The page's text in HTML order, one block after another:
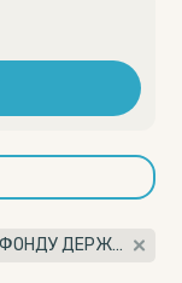
Організатор: РЕГІОНАЛЬНЕ ВІДДІЛЕННЯ ФОНДУ ДЕРЖАВНОГО МАЙНА УКРАЇНИ ПО ОДЕСЬКІЙ ТА МИКОЛАЇВСЬКІЙ ОБЛАСТЯХ (43015722)